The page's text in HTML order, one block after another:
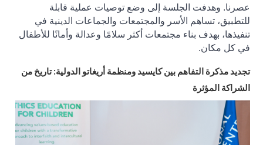
عصرنا. وهدفت الجلسة إلى وضع توصيات عملية قابلة
للتطبيق، تساهم الأسر والمجتمعات والجماعات الدينية في
تنفيذها، بهدف بناء مجتمعات أكثر سلامًا وعدالة وأمانًا للأطفال
في كل مكان.
تجديد مذكرة التفاهم بين كايسيد ومنظمة أريغاتو الدولية: تاريخ من
الشراكة المؤثرة